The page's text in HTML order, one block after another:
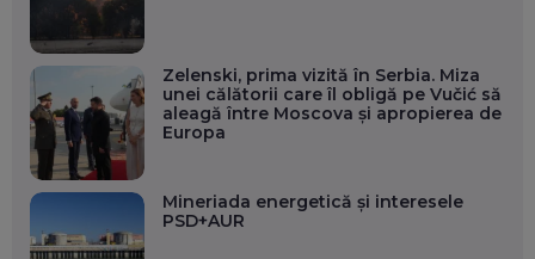
Zelenski, prima vizită în Serbia. Miza
unei călătorii care îl obligă pe Vučić să
aleagă între Moscova și apropierea de
Europa
Mineriada energetică și interesele
PSD+AUR